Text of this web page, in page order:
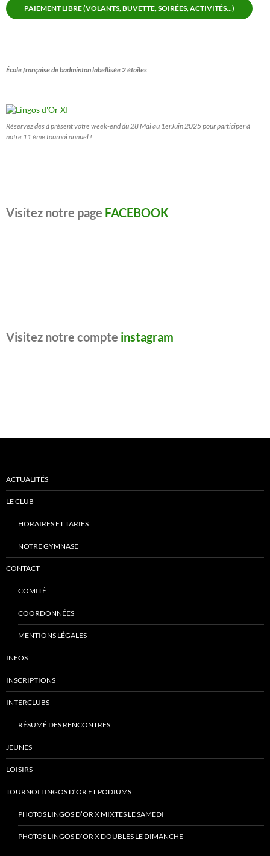
PAIEMENT LIBRE (VOLANTS, BUVETTE, SOIRÉES, ACTIVITÉS...)
École française de badminton labellisée 2 étoiles
Réservez dès à présent votre week-end du 28 Mai au 1erJuin 2025 pour participer à
notre 11 ème tournoi annuel !
Visitez notre page FACEBOOK
Visitez notre compte instagram
ACTUALITÉS
LE CLUB
HORAIRES ET TARIFS
NOTRE GYMNASE
CONTACT
COMITÉ
COORDONNÉES
MENTIONS LÉGALES
INFOS
INSCRIPTIONS
INTERCLUBS
RÉSUMÉ DES RENCONTRES
JEUNES
LOISIRS
TOURNOI LINGOS D’OR ET PODIUMS
PHOTOS LINGOS D’OR X MIXTES LE SAMEDI
PHOTOS LINGOS D’OR X DOUBLES LE DIMANCHE